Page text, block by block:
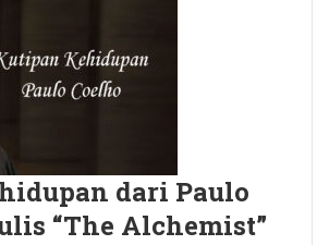
dari Paulo
“The Alchemist”